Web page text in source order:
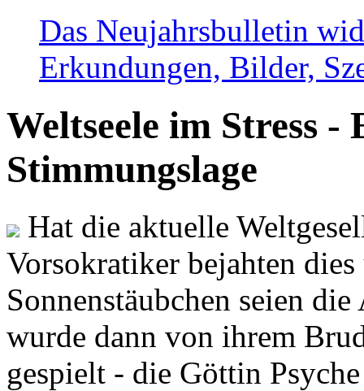
Das Neujahrsbulletin
Erkundungen, Bilder,
Weltseele im Stress -
Stimmungslage
Hat die aktuelle
Vorsokratiker bejahten
Sonnenstäubchen seien
wurde dann von ihrem
gespielt - die Göttin